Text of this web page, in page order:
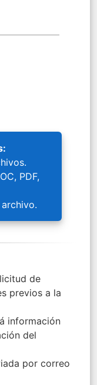
PDF,
de
previos a la
información
del
por correo